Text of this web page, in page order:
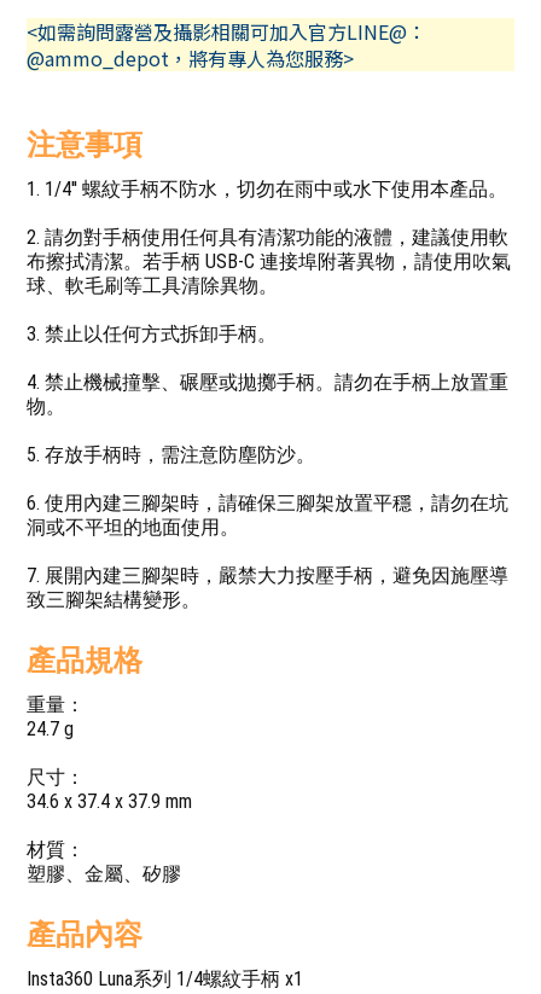
<如需詢問露營及攝影相關可加入官方LINE@：
@ammo_depot，將有專人為您服務>
注意事項
1. 1/4'' 螺紋手柄不防水，切勿在雨中或水下使用本產品。
2. 請勿對手柄使用任何具有清潔功能的液體，建議使用軟
布擦拭清潔。若手柄 USB-C 連接埠附著異物，請使用吹氣
球、軟毛刷等工具清除異物。
3. 禁止以任何方式拆卸手柄。
4. 禁止機械撞擊、碾壓或拋擲手柄。請勿在手柄上放置重
物。
5. 存放手柄時，需注意防塵防沙。
6. 使用內建三腳架時，請確保三腳架放置平穩，請勿在坑
洞或不平坦的地面使用。
7. 展開內建三腳架時，嚴禁大力按壓手柄，避免因施壓導
致三腳架結構變形。
產品規格
重量：
24.7 g
尺寸：
34.6 x 37.4 x 37.9 mm
材質：
塑膠、金屬、矽膠
產品內容
Insta360 Luna系列 1/4螺紋手柄 x1